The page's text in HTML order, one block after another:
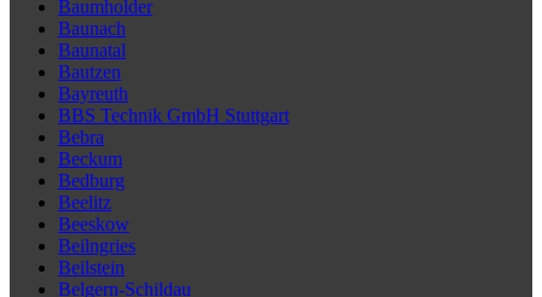
Baumholder
Baunach
Baunatal
Bautzen
Bayreuth
BBS Technik GmbH Stuttgart
Bebra
Beckum
Bedburg
Beelitz
Beeskow
Beilngries
Beilstein
Belgern-Schildau